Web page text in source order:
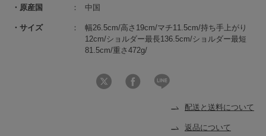
原産国 中国
サイズ
幅26.5cm/高さ19cm/マチ11.5cm/持ち手上がり
12cm/ショルダー最長136.5cm/ショルダー最短
81.5cm/重さ472g/
配送と送料について
返品について